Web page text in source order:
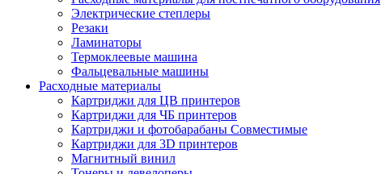
Электрические степлеры
Резаки
Ламинаторы
Термоклеевые машина
Фальцевальные машины
Расходные материалы
Картриджи для ЦВ принтеров
Картриджи для ЧБ принтеров
Картриджи и фотобарабаны Совместимые
Картриджи для 3D принтеров
Магнитный винил